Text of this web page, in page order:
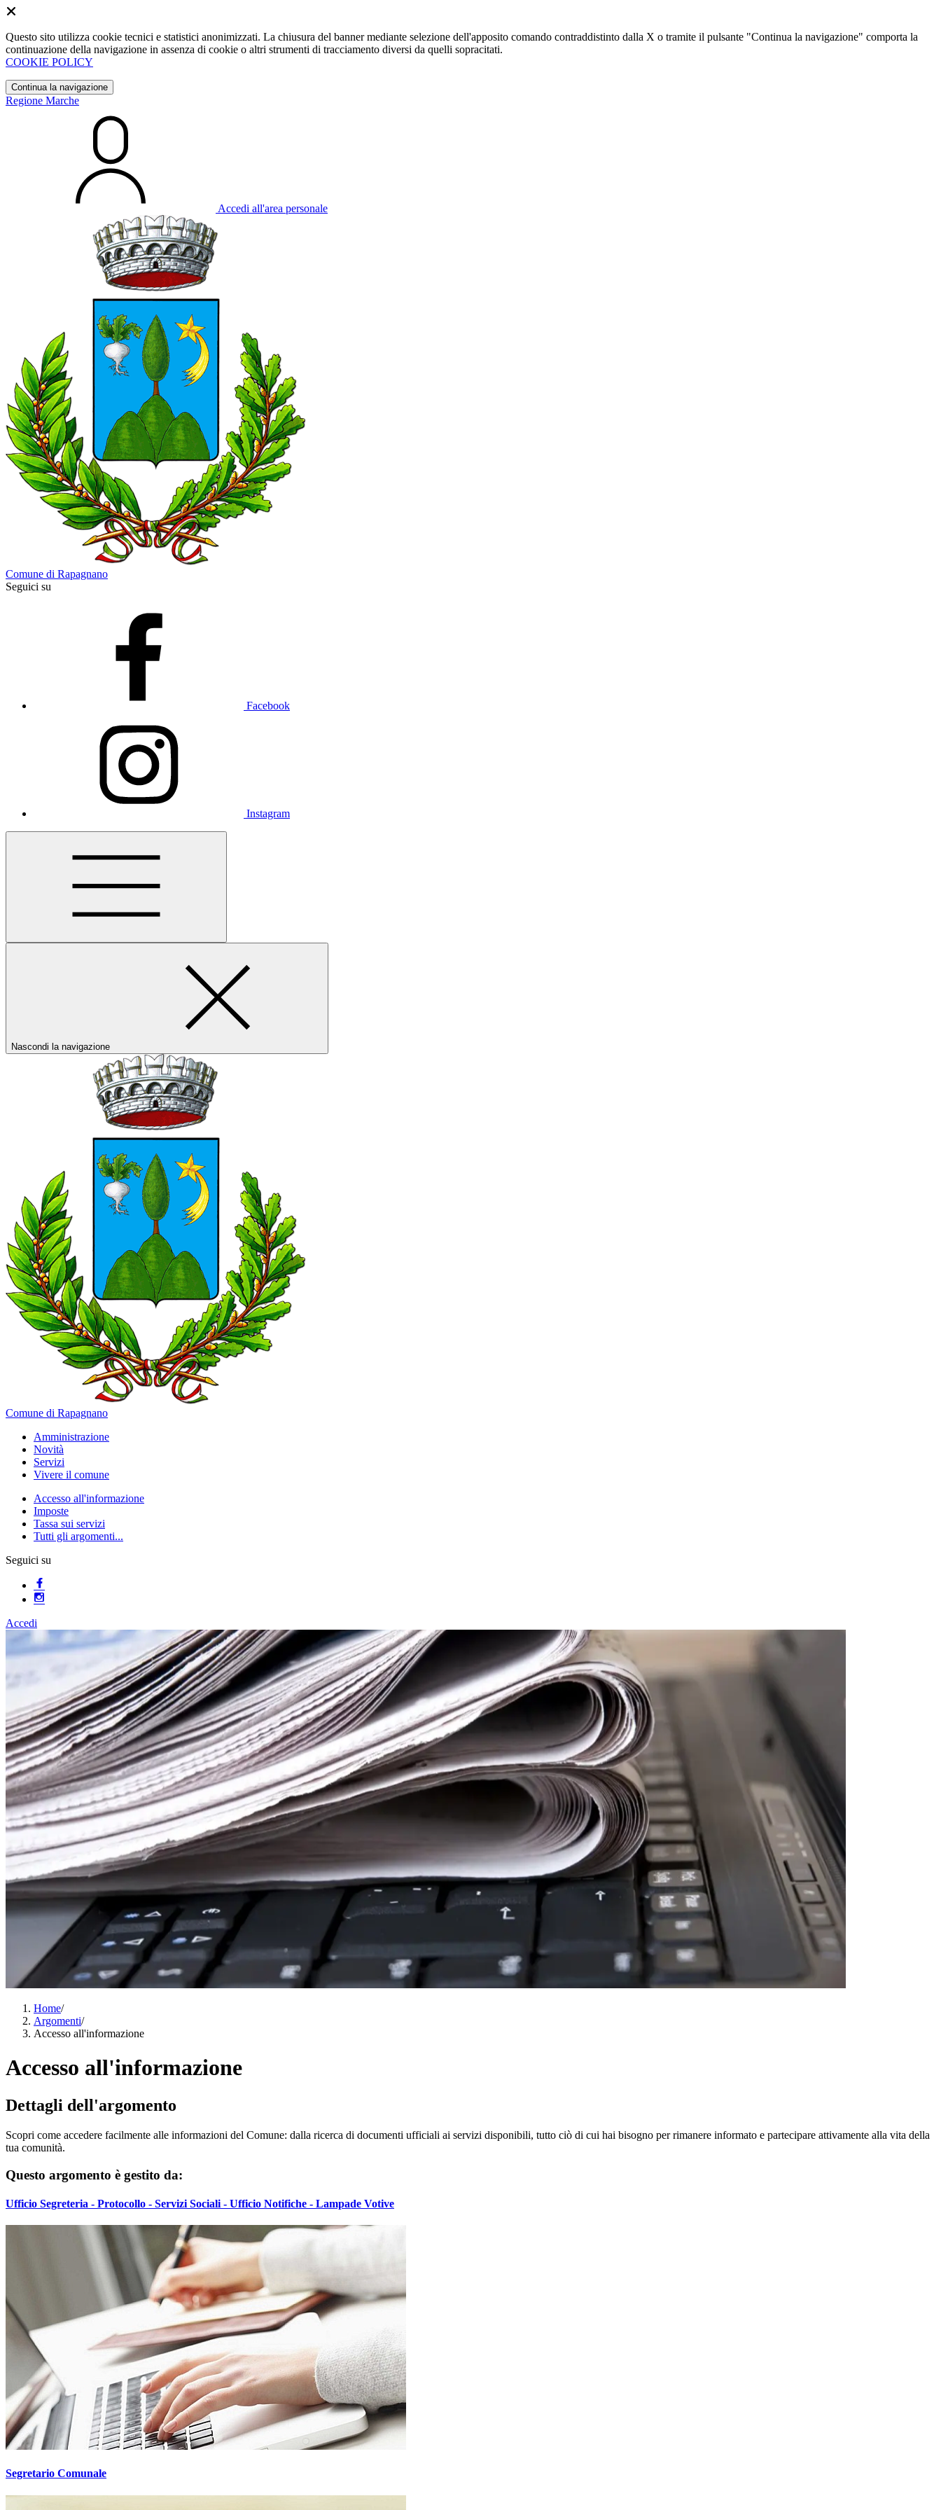
Questo sito utilizza cookie tecnici e statistici anonimizzati. La chiusura del banner mediante selezione dell'apposito comando contraddistinto dalla X o tramite il pulsante "Continua la navigazione" comporta la
continuazione della navigazione in assenza di cookie o altri strumenti di tracciamento diversi da quelli sopracitati.
COOKIE POLICY
Continua la navigazione
Regione Marche
Accedi all'area personale
Comune di Rapagnano
Seguici su
Facebook
Instagram
Nascondi la navigazione
Comune di Rapagnano
Amministrazione
Novità
Servizi
Vivere il comune
Accesso all'informazione
Imposte
Tassa sui servizi
Tutti gli argomenti...
Seguici su
Accedi
Home/
Argomenti/
Accesso all'informazione
Accesso all'informazione
Dettagli dell'argomento
Scopri come accedere facilmente alle informazioni del Comune: dalla ricerca di documenti ufficiali ai servizi disponibili, tutto ciò di cui hai bisogno per rimanere informato e partecipare attivamente alla vita della
tua comunità.
Questo argomento è gestito da:
Ufficio Segreteria - Protocollo - Servizi Sociali - Ufficio Notifiche - Lampade Votive
Segretario Comunale